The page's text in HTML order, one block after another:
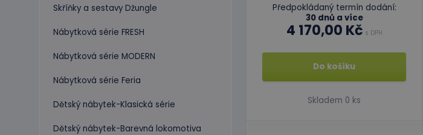
Skříňky a sestavy Džungle
Nábytková série FRESH
Nábytková série MODERN
Nábytková série Feria
Dětský nábytek-Klasická série
Dětský nábytek-Barevná lokomotiva
Předpokládaný termín dodání:
30 dnů a více
4 170,00 Kč s DPH
Do košíku
Skladem 0 ks